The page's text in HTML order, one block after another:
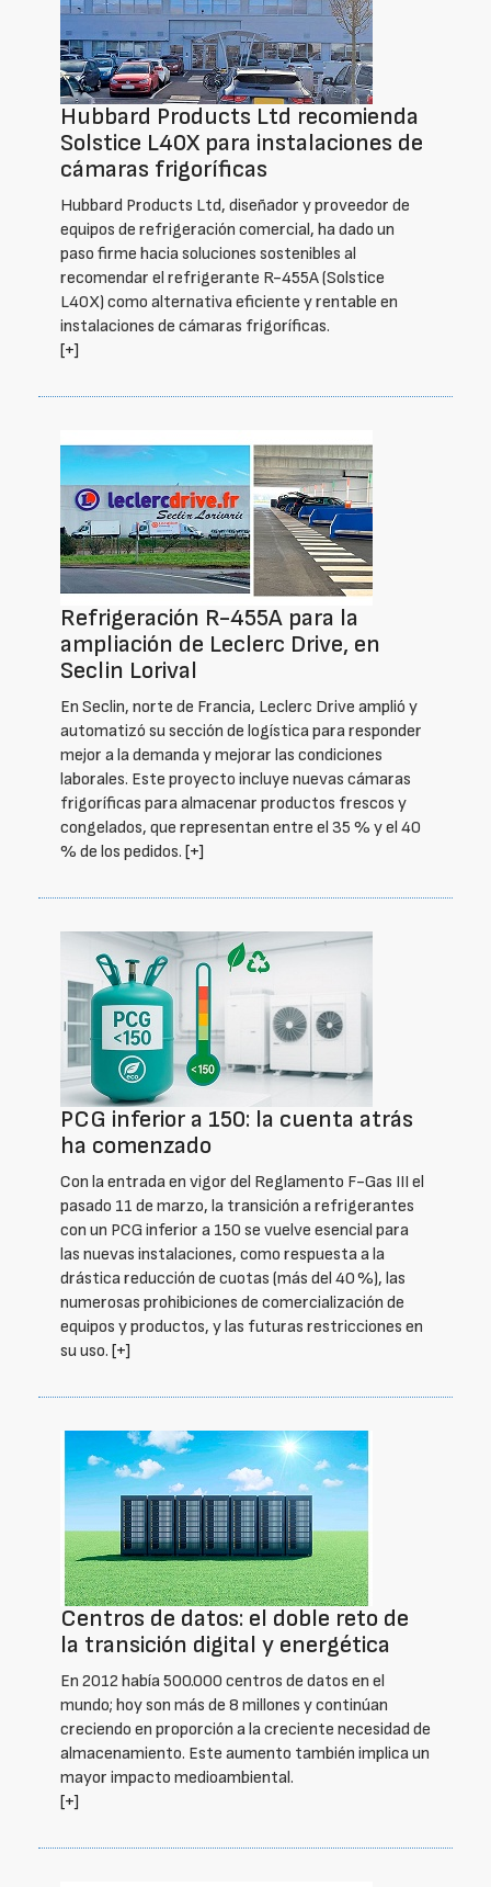
Hubbard Products Ltd recomienda
Solstice L40X para instalaciones de
cámaras frigoríficas
Hubbard Products Ltd, diseñador y proveedor de
equipos de refrigeración comercial, ha dado un
paso firme hacia soluciones sostenibles al
recomendar el refrigerante R-455A (Solstice
L40X) como alternativa eficiente y rentable en
instalaciones de cámaras frigoríficas.
[+]
Refrigeración R-455A para la
ampliación de Leclerc Drive, en
Seclin Lorival
En Seclin, norte de Francia, Leclerc Drive amplió y
automatizó su sección de logística para responder
mejor a la demanda y mejorar las condiciones
laborales. Este proyecto incluye nuevas cámaras
frigoríficas para almacenar productos frescos y
congelados, que representan entre el 35 % y el 40
% de los pedidos. [+]
PCG inferior a 150: la cuenta atrás
ha comenzado
Con la entrada en vigor del Reglamento F-Gas III el
pasado 11 de marzo, la transición a refrigerantes
con un PCG inferior a 150 se vuelve esencial para
las nuevas instalaciones, como respuesta a la
drástica reducción de cuotas (más del 40 %), las
numerosas prohibiciones de comercialización de
equipos y productos, y las futuras restricciones en
su uso. [+]
Centros de datos: el doble reto de
la transición digital y energética
En 2012 había 500.000 centros de datos en el
mundo; hoy son más de 8 millones y continúan
creciendo en proporción a la creciente necesidad de
almacenamiento. Este aumento también implica un
mayor impacto medioambiental.
[+]